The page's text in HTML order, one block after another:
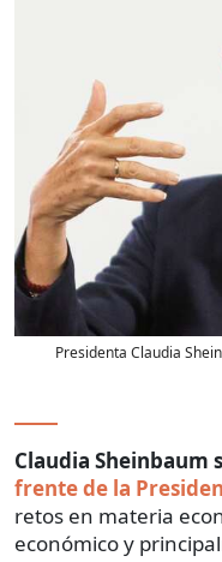
Presidenta Claudia
Claudia Sheinbaum
frente de la
retos en materia
económico y